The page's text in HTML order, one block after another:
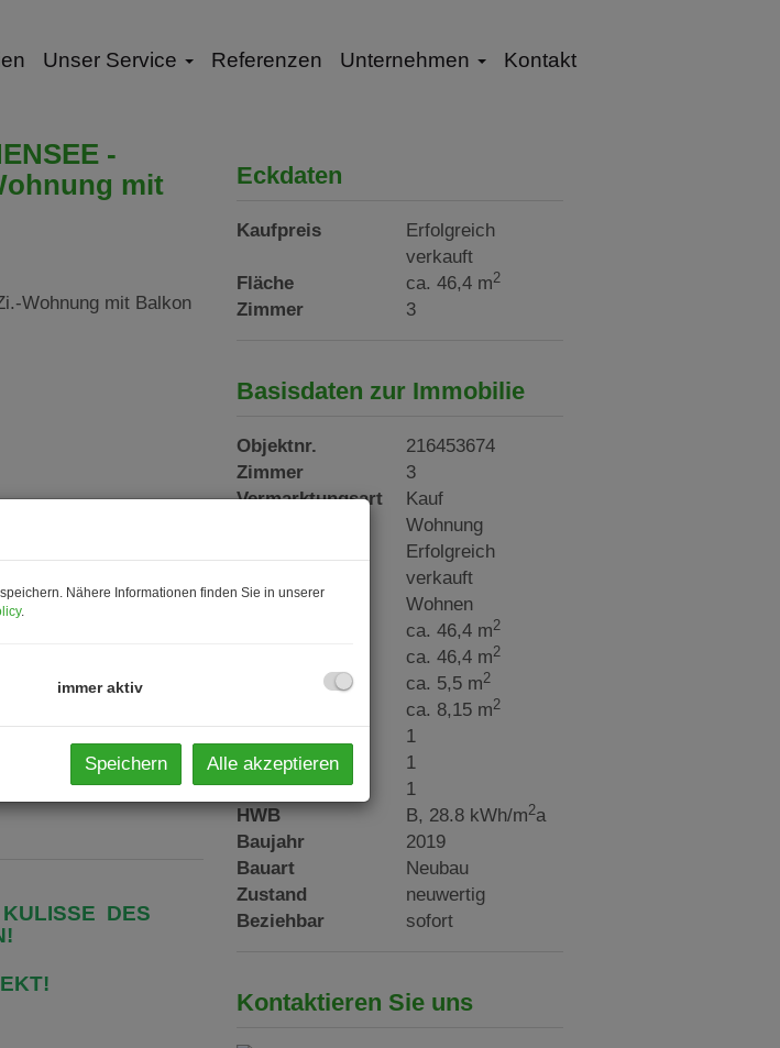
Unser Service Referenzen Unternehmen Kontakt
-
mit
DES
Eckdaten
Kaufpreis
Erfolgreich
verkauft
Fläche
ca. 46,4 m2
Zimmer 3
Basisdaten zur Immobilie
Objektnr.
216453674
Zimmer
3
Vermarktungsart
Kauf
Wohnung
Erfolgreich
verkauft
Nutzungsart
Wohnen
ca. 46,4 m2
ca. 46,4 m2
Kellerfläche ca. 5,5 m2
ca. 8,15 m2
1
Stellplätze
1
Keller
1
HWB
B, 28.8 kWh/m2a
Baujahr
2019
Bauart
Neubau
Zustand
neuwertig
Beziehbar
sofort
Kontaktieren Sie uns
Nähere Informationen finden Sie in unserer
.
immer aktiv
Speichern Alle akzeptieren